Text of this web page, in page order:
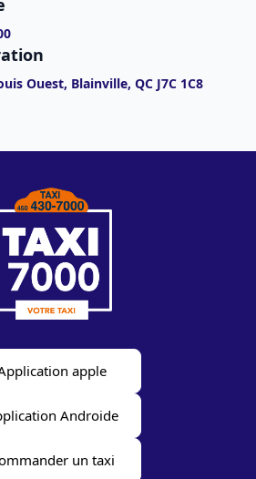
Ouest, Blainville, QC J7C 1C8
apple
Androide
un taxi